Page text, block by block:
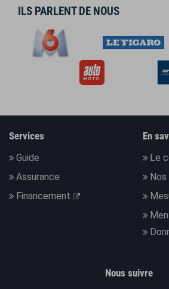
ILS PARLENT DE NOUS
Services
Guide
Assurance
Financement
En
Le
Nos
Nous suivre